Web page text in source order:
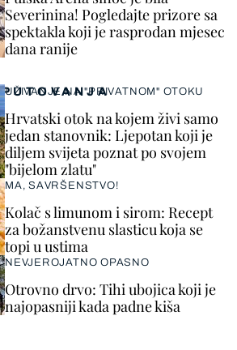
Severinina! Pogledajte prizore sa
spektakla koji je rasprodan mjesec
dana ranije
PUTOVANJA
UŽIVANJE NA "PRIVATNOM" OTOKU
Hrvatski otok na kojem živi samo
jedan stanovnik: Ljepotan koji je
diljem svijeta poznat po svojem
"bijelom zlatu"
MA, SAVRŠENSTVO!
Kolač s limunom i sirom: Recept
za božanstvenu slasticu koja se
topi u ustima
NEVJEROJATNO OPASNO
Otrovno drvo: Tihi ubojica koji je
najopasniji kada padne kiša